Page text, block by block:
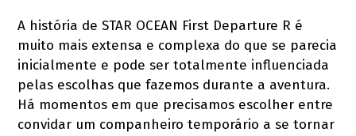
A história de STAR OCEAN First Departure R é
muito mais extensa e complexa do que se parecia
inicialmente e pode ser totalmente influenciada
pelas escolhas que fazemos durante a aventura.
Há momentos em que precisamos escolher entre
convidar um companheiro temporário a se tornar